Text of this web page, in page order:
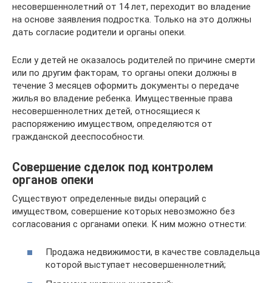
несовершеннолетний от 14 лет, переходит во владение
на основе заявления подростка. Только на это должны
дать согласие родители и органы опеки.
Если у детей не оказалось родителей по причине смерти
или по другим факторам, то органы опеки должны в
течение 3 месяцев оформить документы о передаче
жилья во владение ребенка. Имущественные права
несовершеннолетних детей, относящиеся к
распоряжению имуществом, определяются от
гражданской дееспособности.
Совершение сделок под контролем
органов опеки
Существуют определенные виды операций с
имуществом, совершение которых невозможно без
согласования с органами опеки. К ним можно отнести:
Продажа недвижимости, в качестве совладельца
которой выступает несовершеннолетний;